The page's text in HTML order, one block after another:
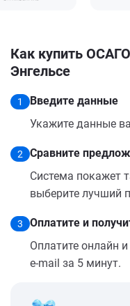
Как купить
Энгельсе
1
Введите данные
Укажите данные
2
Сравните
Система покажет
выберите лучший
3
Оплатите и
Оплатите онлайн
e-mail за 5 минут.